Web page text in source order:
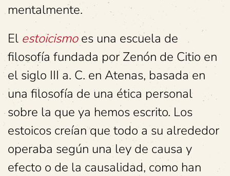
mentalmente.
El estoicismoes una escuela de
filosofía fundada por Zenón de Citio en
el siglo III a. C. en Atenas, basada en
una filosofía de una ética personal
sobre la que ya hemos escrito. Los
estoicos creían que todo a su alrededor
operaba según una ley de causa y
efecto o de la causalidad, como han